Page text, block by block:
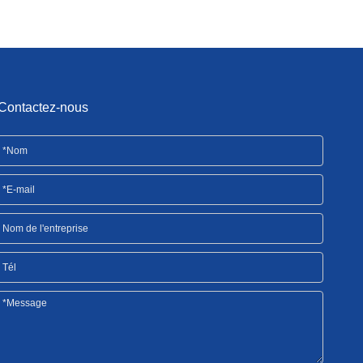
nous